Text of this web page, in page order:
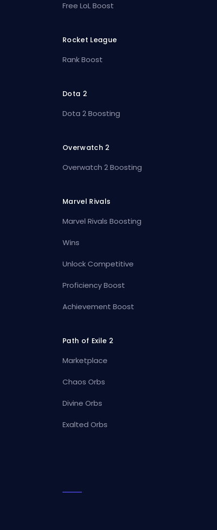
Free LoL Boost
Rocket League
Rank Boost
Dota 2
Dota 2 Boosting
Overwatch 2
Overwatch 2 Boosting
Marvel Rivals
Marvel Rivals Boosting
Wins
Unlock Competitive
Proficiency Boost
Achievement Boost
Path of Exile 2
Marketplace
Chaos Orbs
Divine Orbs
Exalted Orbs